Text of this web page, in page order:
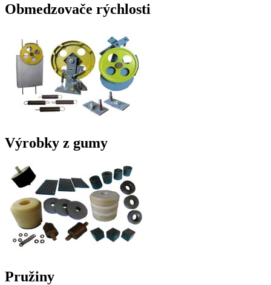
Obmedzovače rýchlosti
Výrobky z gumy
Pružiny